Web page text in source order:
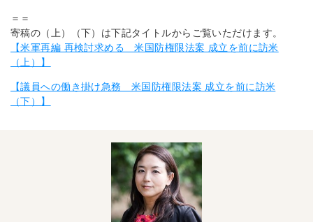
＝＝
寄稿の（上）（下）は下記タイトルからご覧いただけます。
【米軍再編 再検討求める 米国防権限法案 成立を前に訪米
（上）】
【議員への働き掛け急務 米国防権限法案 成立を前に訪米
（下）】